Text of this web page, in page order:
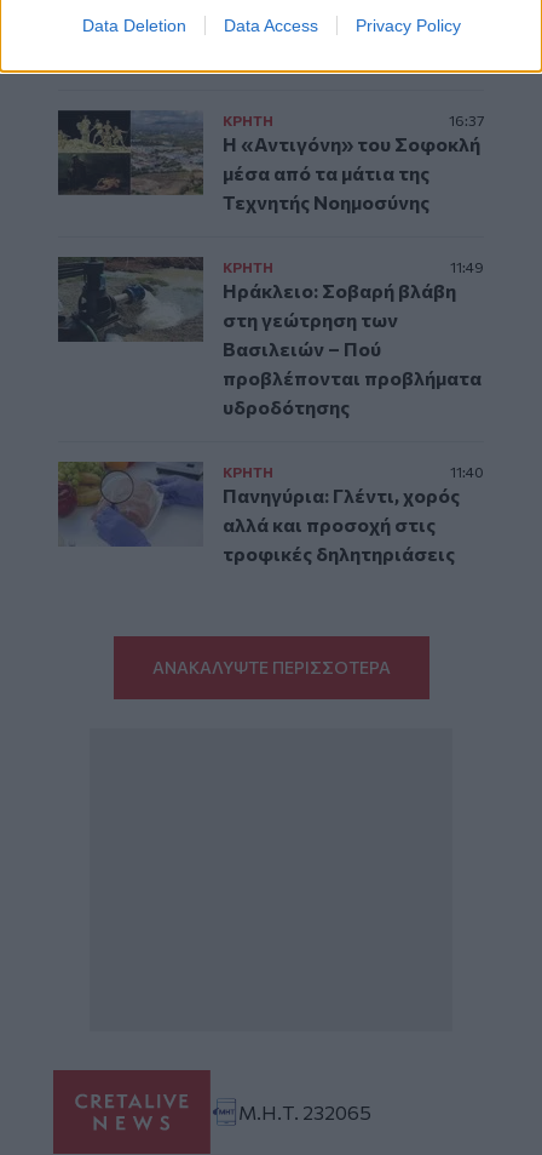
Data Deletion Data Access Privacy Policy
Παραμένει ο "κόκκινος"
ΚΡΗΤΗ 16:37
Η «Αντιγόνη» του Σοφοκλή
μέσα από τα μάτια της
Τεχνητής Νοημοσύνης
ΚΡΗΤΗ 11:49
Ηράκλειο: Σοβαρή βλάβη
στη γεώτρηση των
Βασιλειών – Πού
προβλέπονται προβλήματα
υδροδότησης
ΚΡΗΤΗ 11:40
Πανηγύρια: Γλέντι, χορός
αλλά και προσοχή στις
τροφικές δηλητηριάσεις
ΑΝΑΚΑΛΥΨΤΕ ΠΕΡΙΣΣΟΤΕΡΑ
Μ.Η.Τ. 232065